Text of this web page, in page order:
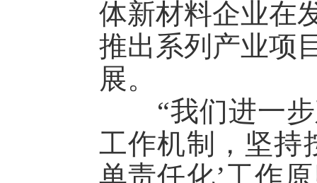
体新材料企业在
推出系列产业项
展。
“我们进一步
工作机制，坚持
单责任化’工作